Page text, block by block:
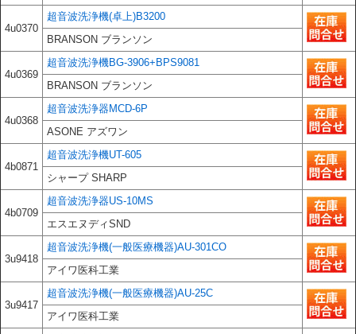
4u0370
超音波洗浄機(卓上)B3200
BRANSON ブランソン
4u0369
超音波洗浄機BG-3906+BPS9081
BRANSON ブランソン
4u0368
超音波洗浄器MCD-6P
ASONE アズワン
4b0871
超音波洗浄機UT-605
シャープ SHARP
4b0709
超音波洗浄器US-10MS
エスエヌディSND
3u9418
超音波洗浄機(一般医療機器)AU-301CO
アイワ医科工業
3u9417
超音波洗浄機(一般医療機器)AU-25C
アイワ医科工業